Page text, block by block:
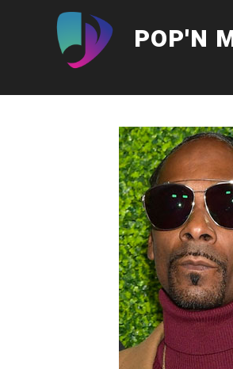
POP'N